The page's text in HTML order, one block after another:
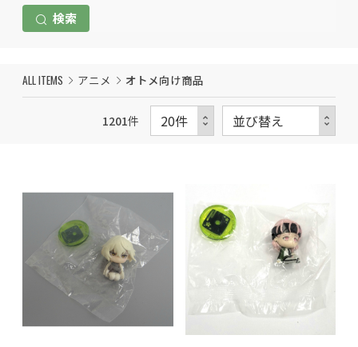
検索
ALL ITEMS アニメ オトメ向け商品
1201件